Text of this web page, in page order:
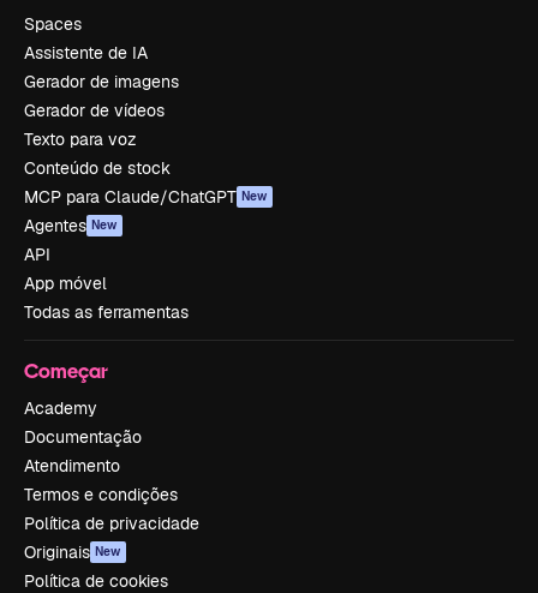
Spaces
Assistente de IA
Gerador de imagens
Gerador de vídeos
Texto para voz
Conteúdo de stock
MCP para Claude/ChatGPT New
Agentes New
API
App móvel
Todas as ferramentas
Começar
Academy
Documentação
Atendimento
Termos e condições
Política de privacidade
Originais New
Política de cookies